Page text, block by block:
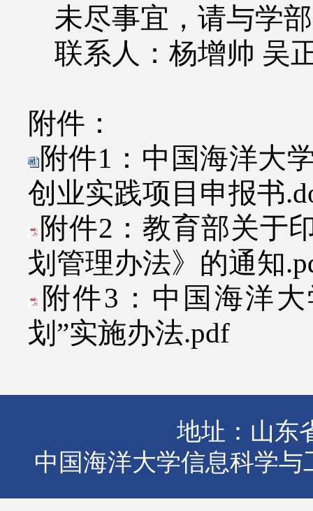
未尽事宜，请与学
联系人：杨增帅 吴
附件：
附件1：中国海洋大
创业实践项目申报书
附件2：教育部关于
划管理办法》的通知
附件3：中国海洋
划”实施办法.pdf
地址：山东
中国海洋大学信息科学